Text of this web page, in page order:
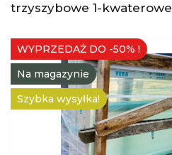
trzyszybowe 1-kwaterowe
WYPRZEDAŻ DO -50% !
Na magazynie
Szybka wysyłka!